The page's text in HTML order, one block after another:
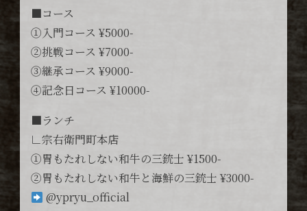
■コース
①入門コース ¥5000-
②挑戦コース ¥7000-
③継承コース ¥9000-
④記念日コース ¥10000-
■ランチ
∟宗右衛門町本店
①胃もたれしない和牛の三銃士 ¥1500-
②胃もたれしない和牛と海鮮の三銃士 ¥3000-
@ypryu_official